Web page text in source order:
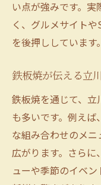
い点が強みです。
く、グルメサイト
を後押ししています。
鉄板焼が伝える立
鉄板焼を通じて、
も多いです。例え
な組み合わせのメ
広がります。さらに
ューや季節のイベ